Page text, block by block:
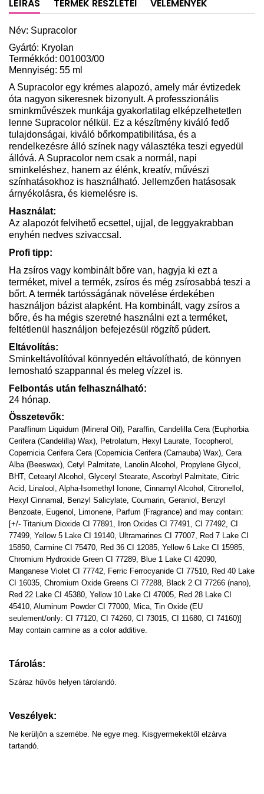
LEÍRÁS TERMÉK RÉSZLETEI VÉLEMÉNYEK
Név: Supracolor
Gyártó: Kryolan
Termékkód: 001003/00
Mennyiség: 55 ml
A Supracolor egy krémes alapozó, amely már évtizedek
óta nagyon sikeresnek bizonyult. A professzionális
sminkművészek munkája gyakorlatilag elképzelhetetlen
lenne Supracolor nélkül. Ez a készítmény kiváló fedő
tulajdonságai, kiváló bőrkompatibilitása, és a
rendelkezésre álló színek nagy választéka teszi egyedül
állóvá. A Supracolor nem csak a normál, napi
sminkeléshez, hanem az élénk, kreatív, művészi
színhatásokhoz is használható. Jellemzően hatásosak
árnyékolásra, és kiemelésre is.
Használat:
Az alapozót felvihető ecsettel, ujjal, de leggyakrabban
enyhén nedves szivaccsal.
Profi tipp:
Ha zsíros vagy kombinált bőre van, hagyja ki ezt a
terméket, mivel a termék, zsíros és még zsírosabbá teszi a
bőrt. A termék tartósságának növelése érdekében
használjon bázist alapként. Ha kombinált, vagy zsíros a
bőre, és ha mégis szeretné használni ezt a terméket,
feltétlenül használjon befejezésül rögzítő púdert.
Eltávolítás:
Sminkeltávolítóval könnyedén eltávolítható, de könnyen
lemosható szappannal és meleg vízzel is.
Felbontás után felhasználható:
24 hónap.
Összetevők:
Paraffinum Liquidum (Mineral Oil), Paraffin, Candelilla Cera (Euphorbia
Cerifera (Candelilla) Wax), Petrolatum, Hexyl Laurate, Tocopherol,
Copernicia Cerifera Cera (Copernicia Cerifera (Carnauba) Wax), Cera
Alba (Beeswax), Cetyl Palmitate, Lanolin Alcohol, Propylene Glycol,
BHT, Cetearyl Alcohol, Glyceryl Stearate, Ascorbyl Palmitate, Citric
Acid, Linalool, Alpha-Isomethyl Ionone, Cinnamyl Alcohol, Citronellol,
Hexyl Cinnamal, Benzyl Salicylate, Coumarin, Geraniol, Benzyl
Benzoate, Eugenol, Limonene, Parfum (Fragrance) and may contain:
[+/- Titanium Dioxide CI 77891, Iron Oxides CI 77491, CI 77492, CI
77499, Yellow 5 Lake CI 19140, Ultramarines CI 77007, Red 7 Lake CI
15850, Carmine CI 75470, Red 36 CI 12085, Yellow 6 Lake CI 15985,
Chromium Hydroxide Green CI 77289, Blue 1 Lake CI 42090,
Manganese Violet CI 77742, Ferric Ferrocyanide CI 77510, Red 40 Lake
CI 16035, Chromium Oxide Greens CI 77288, Black 2 CI 77266 (nano),
Red 22 Lake CI 45380, Yellow 10 Lake CI 47005, Red 28 Lake CI
45410, Aluminum Powder CI 77000, Mica, Tin Oxide (EU
seulement/only: CI 77120, CI 74260, CI 73015, CI 11680, CI 74160)]
May contain carmine as a color additive.
Tárolás:
Száraz hűvös helyen tárolandó.
Veszélyek:
Ne kerüljön a szemébe. Ne egye meg. Kisgyermekektől elzárva
tartandó.